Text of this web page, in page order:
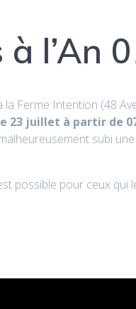
l’An
Ferme Intention (48
23 juillet à partir de
subi
possible pour ceux qui